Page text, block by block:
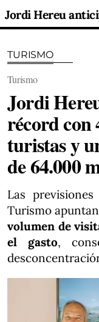
TURISMO
Turismo
Jordi
récord con
turistas y
de 64.000
Las
Turismo
volumen de
el gasto,